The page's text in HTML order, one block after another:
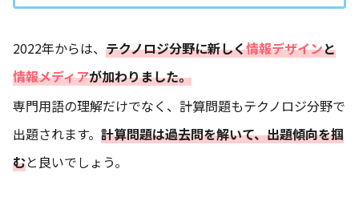
2022年からは、 テクノロジ分野に新しく情報デザインと
情報メディアが加わりました。
専門用語の理解だけでなく、計算問題もテクノロジ分野で
出題されます。 計算問題は過去問を解いて、出題傾向を掴
むと良いでしょう。